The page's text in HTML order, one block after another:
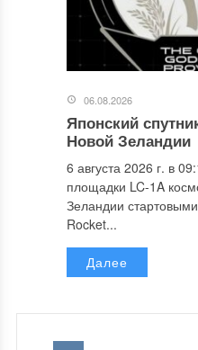
06.08.2026
Японский
Новой Зеландии
6 августа 2026 г. в
площадки LC-1A
Зеландии
Rocket...
Далее